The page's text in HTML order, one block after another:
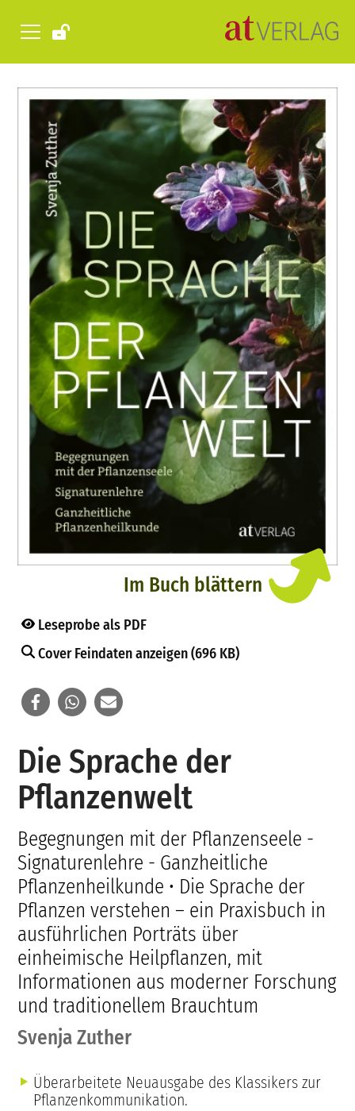
Im Buch blättern
Leseprobe als PDF
Cover Feindaten anzeigen (696 KB)
Die Sprache der
Pflanzenwelt
Begegnungen mit der Pflanzenseele -
Signaturenlehre - Ganzheitliche
Pflanzenheilkunde • Die Sprache der
Pflanzen verstehen – ein Praxisbuch in
ausführlichen Porträts über
einheimische Heilpflanzen, mit
Informationen aus moderner Forschung
und traditionellem Brauchtum
Svenja Zuther
Überarbeitete Neuausgabe des Klassikers zur
Pflanzenkommunikation.